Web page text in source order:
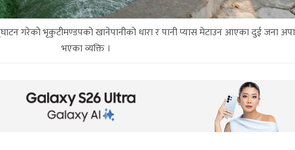
गरेको भृकुटीमण्डपको खानेपानीको धारा र पानी प्यास मेटाउन आएका दुई जना
भएका व्यक्ति ।